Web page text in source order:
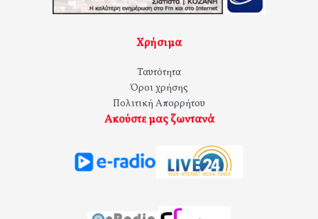
Χρήσιμα
Ταυτότητα
Όροι χρήσης
Πολιτική Απορρήτου
Ακούστε μας ζωντανά